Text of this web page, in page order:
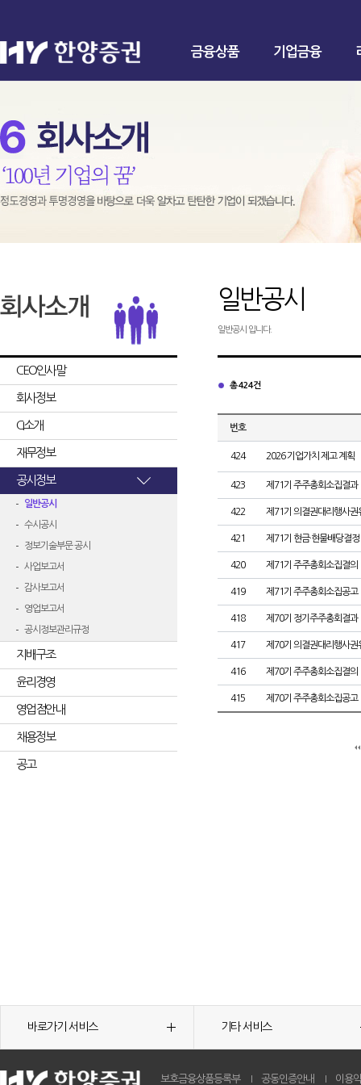
금융상품 기업금융
CEO인사말
회사정보
CI소개
재무정보
공시정보
일반공시
수시공시
정보기술부문 공시
사업보고서
감사보고서
영업보고서
공시정보관리규정
지배구조
윤리경영
영업점안내
채용정보
공고
일반공시
일반공시 입니다.
총 424건
번호
424 2026 기업가치 제고 계획
423 제71기 주주총회소집결과
422 제71기 의결권대리행사권
421 제71기 현금·현물배당결정
420 제71기 주주총회소집결의
419 제71기 주주총회소집공고
418 제70기 정기주주총회결과
417 제70기 의결권대리행사권
416 제70기 주주총회소집결의
415 제70기 주주총회소집공고
바로가기 서비스 기타 서비스
보호금융상품등록부 공동인증안내 이용